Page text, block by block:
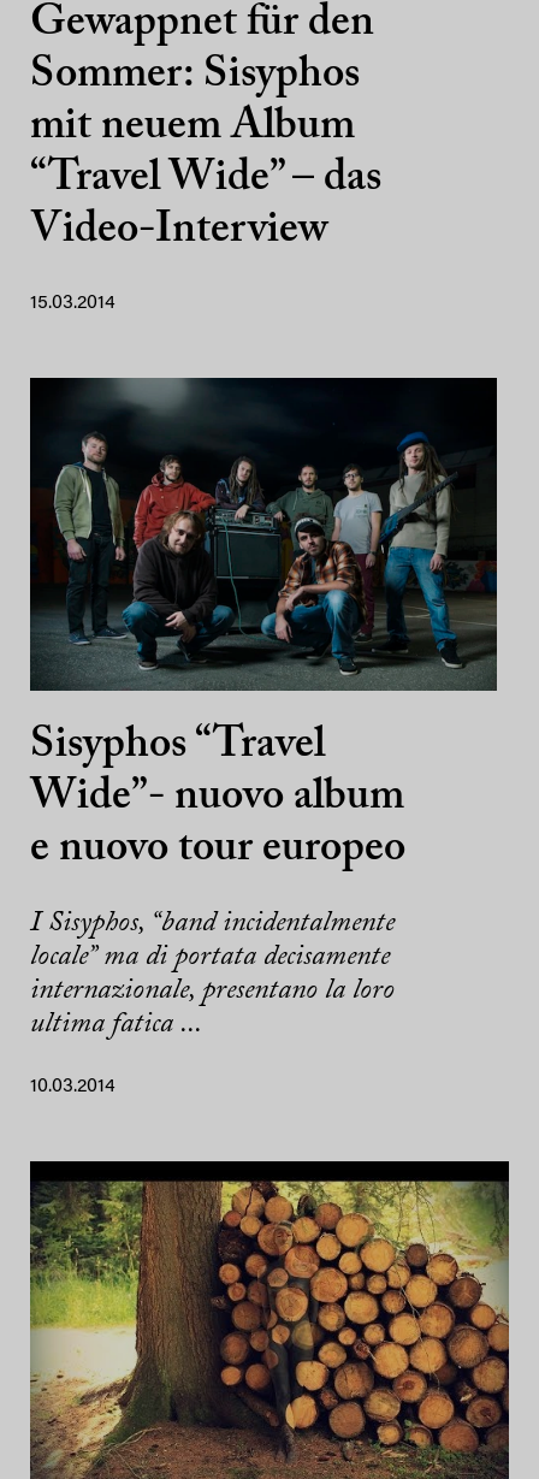
Gewappnet für den
Sommer: Sisyphos
mit neuem Album
“Travel Wide” – das
Video-Interview
15.03.2014
Sisyphos “Travel
Wide”- nuovo album
e nuovo tour europeo
I Sisyphos, “band incidentalmente
locale” ma di portata decisamente
internazionale, presentano la loro
ultima fatica ...
10.03.2014